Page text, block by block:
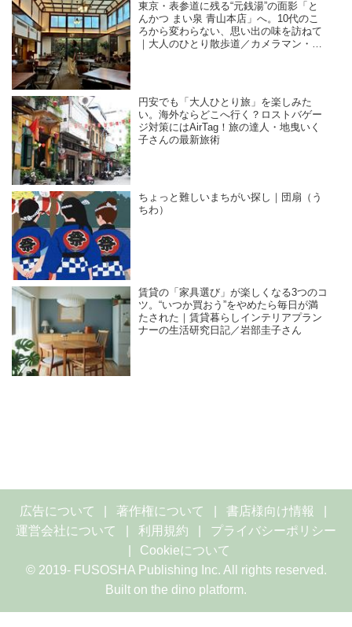
東京・表参道に残る“元銭湯”の面影「と
んかつ まい泉 青山本店」へ。10代のこ
ろから変わらない、思い出の味を訪ねて
｜大人のひとり散歩道／カメラマン・石
円安でも「大人ひとり旅」を楽しみた
い。海外ならどこへ行く？ロストバゲー
ジ対策にはAirTag！旅の達人・地曳いく
子さんの最新旅術
ちょっと難しいまちがい探し｜団扇（う
ちわ）
賃貸の「家具選び」が楽しくなる3つのコ
ツ。“いつか買おう”をやめたら毎日が満
たされた｜賃貸暮らしインテリアプラン
ナーの生活研究日記／岩部圭子さん
広告について 著作権について
書店様向け情報
運営会社について
利用規約
プライバシーポリシー
Cookieについて
© 2019- FUSOSHA Publishing Inc. All rights reserved.
Built on the dino platform.